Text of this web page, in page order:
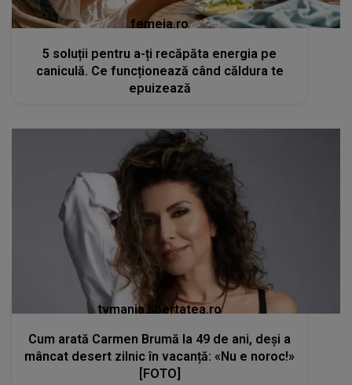
femeia.ro
5 soluții pentru a-ți recăpăta energia pe
caniculă. Ce funcționează când căldura te
epuizează
tvmania.libertatea.ro
Cum arată Carmen Brumă la 49 de ani, deși a
mâncat desert zilnic în vacanță: «Nu e noroc!»
[FOTO]